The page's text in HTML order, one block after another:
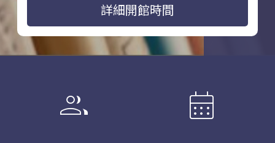
詳細開館時間
group calendar_month